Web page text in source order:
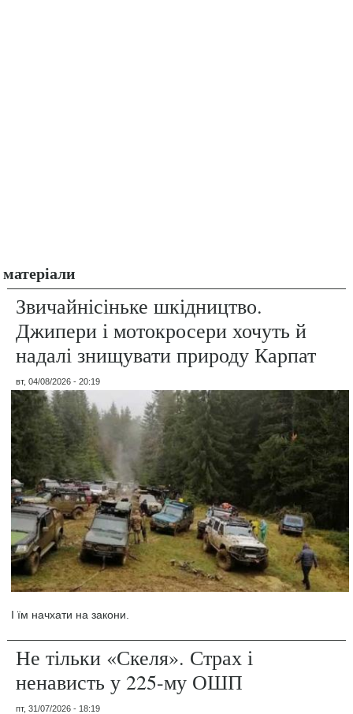
матеріали
Звичайнісіньке шкідництво.
Джипери і мотокросери хочуть й
надалі знищувати природу Карпат
вт, 04/08/2026 - 20:19
І їм начхати на закони.
Не тільки «Скеля». Страх і
ненависть у 225-му ОШП
пт, 31/07/2026 - 18:19